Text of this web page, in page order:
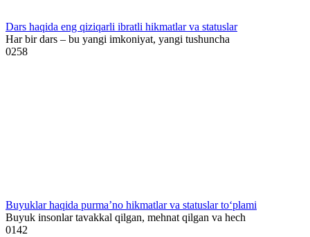
Dars haqida eng qiziqarli ibratli hikmatlar va statuslar
Har bir dars – bu yangi imkoniyat, yangi tushuncha
0258
Buyuklar haqida purma’no hikmatlar va statuslar to‘plami
Buyuk insonlar tavakkal qilgan, mehnat qilgan va hech
0142